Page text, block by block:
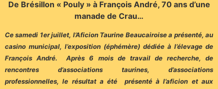
De Brésillon « Pouly » à François André, 70 ans d’une
manade de Crau…
Ce samedi 1er juillet, l’Aficion Taurine Beaucairoise a présenté, au
casino municipal, l’exposition (éphémère) dédiée à l’élevage de
François André. Après 6 mois de travail de recherche, de
rencontres d’associations taurines, d’associations
professionnelles, le résultat a été présenté à l’aficion et aux